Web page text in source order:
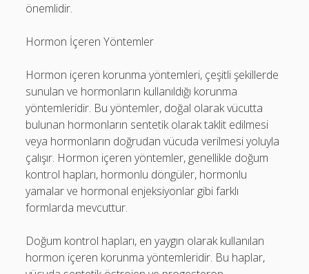
önemlidir.
Hormon İçeren Yöntemler
Hormon içeren korunma yöntemleri, çeşitli şekillerde
sunulan ve hormonların kullanıldığı korunma
yöntemleridir. Bu yöntemler, doğal olarak vücutta
bulunan hormonların sentetik olarak taklit edilmesi
veya hormonların doğrudan vücuda verilmesi yoluyla
çalışır. Hormon içeren yöntemler, genellikle doğum
kontrol hapları, hormonlu döngüler, hormonlu
yamalar ve hormonal enjeksiyonlar gibi farklı
formlarda mevcuttur.
Doğum kontrol hapları, en yaygın olarak kullanılan
hormon içeren korunma yöntemleridir. Bu haplar,